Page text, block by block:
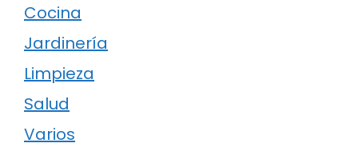
Cocina
Jardinería
Limpieza
Salud
Varios